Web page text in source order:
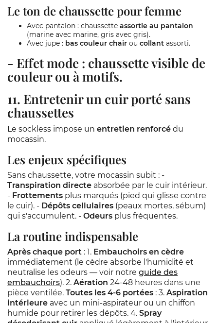
Le ton de chaussette pour femme
Avec pantalon : chaussette assortie au pantalon
(marine avec marine, gris avec gris).
Avec jupe : bas couleur chair ou collant assorti.
- Effet mode : chaussette visible de
couleur ou à motifs.
11. Entretenir un cuir porté sans
chaussettes
Le sockless impose un entretien renforcé du
mocassin.
Les enjeux spécifiques
Sans chaussette, votre mocassin subit : -
Transpiration directe absorbée par le cuir intérieur.
- Frottements plus marqués (pied qui glisse contre
le cuir). - Dépôts cellulaires (peaux mortes, sébum)
qui s'accumulent. - Odeurs plus fréquentes.
La routine indispensable
Après chaque port : 1. Embauchoirs en cèdre
immédiatement (le cèdre absorbe l'humidité et
neutralise les odeurs — voir notre guide des
embauchoirs). 2. Aération 24-48 heures dans une
pièce ventilée. Toutes les 4-6 portées : 3. Aspiration
intérieure avec un mini-aspirateur ou un chiffon
humide pour retirer les dépôts. 4. Spray